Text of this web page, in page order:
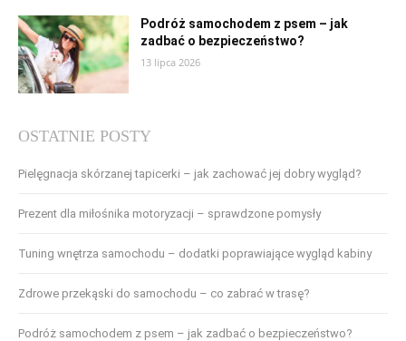
Podróż samochodem z psem – jak
zadbać o bezpieczeństwo?
13 lipca 2026
OSTATNIE POSTY
Pielęgnacja skórzanej tapicerki – jak zachować jej dobry wygląd?
Prezent dla miłośnika motoryzacji – sprawdzone pomysły
Tuning wnętrza samochodu – dodatki poprawiające wygląd kabiny
Zdrowe przekąski do samochodu – co zabrać w trasę?
Podróż samochodem z psem – jak zadbać o bezpieczeństwo?